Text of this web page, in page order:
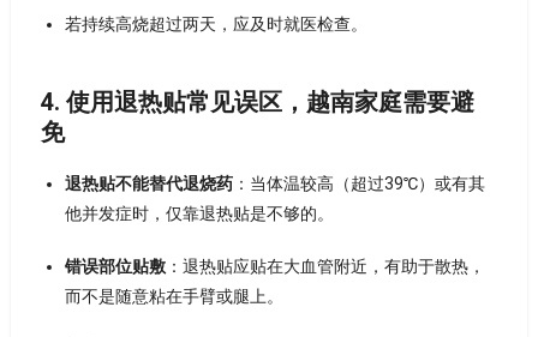
若持续高烧超过两天，应及时就医检查。
4. 使用退热贴常见误区，越南家庭需要避
免
退热贴不能替代退烧药：当体温较高（超过39℃）或有其
他并发症时，仅靠退热贴是不够的。
错误部位贴敷：退热贴应贴在大血管附近，有助于散热，
而不是随意粘在手臂或腿上。